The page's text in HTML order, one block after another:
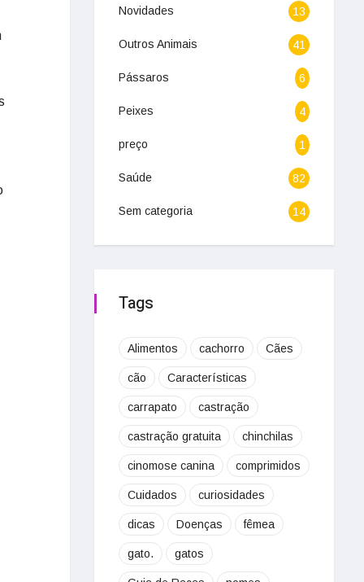
Novidades 13
Outros Animais 41
Pássaros 6
Peixes 4
preço 1
Saúde 82
Sem categoria 14
Tags
Alimentos cachorro Cães
cão Características
carrapato castração
castração gratuita chinchilas
cinomose canina comprimidos
Cuidados curiosidades
dicas Doenças fêmea
gato. gatos